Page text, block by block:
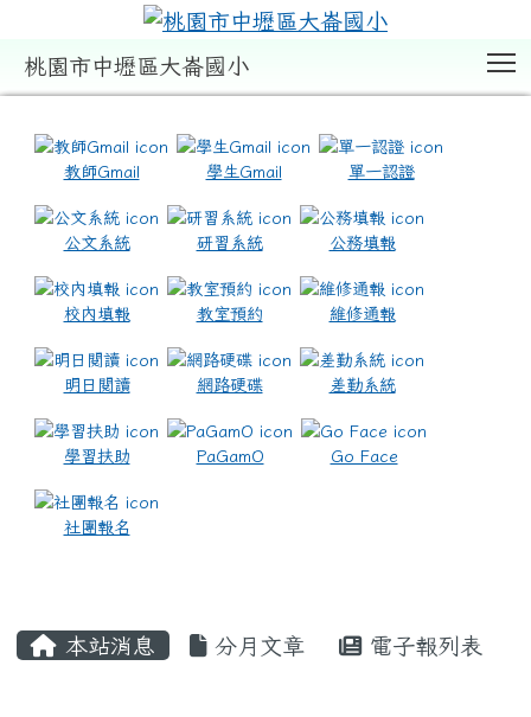
桃園市中壢區大崙國小
教師Gmail 學生Gmail 單一認證
公文系統 研習系統 公務填報
校內填報 教室預約 維修通報
明日閱讀 網路硬碟 差勤系統
學習扶助 PaGamO Go Face
社團報名
本站消息 分月文章 電子報列表